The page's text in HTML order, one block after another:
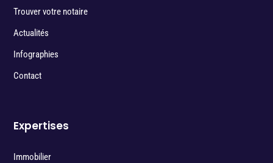
Trouver votre notaire
Actualités
Infographies
Contact
Expertises
Immobilier